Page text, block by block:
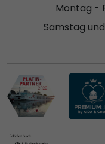
Montag -
Samstag